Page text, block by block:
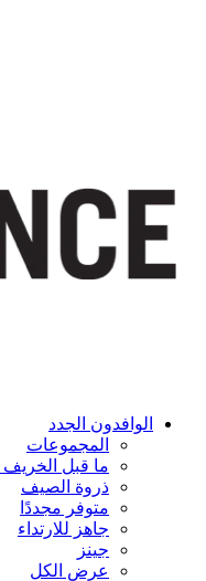
الوافدون الجدد
المجموعات
ما قبل الخريف
ذروة الصيف
متوفر مجددًا
جاهز للارتداء
جينز
عرض الكل